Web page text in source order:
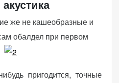
же не кашеобразные и
обалдел при первом
пригодится, точные